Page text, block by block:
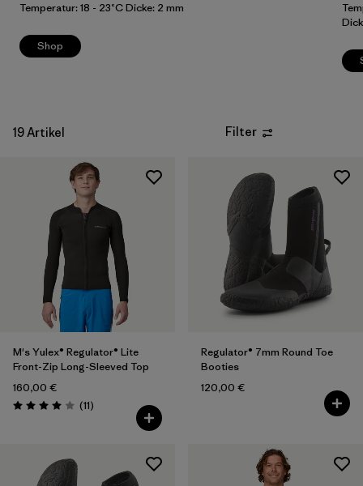
Temperatur: 18 - 23˚C Dicke: 2 mm
Shop
19 Artikel Filter
M's Yulex® Regulator® Lite
Front-Zip Long-Sleeved Top
160,00 €
Bewertung: 4.0 / 5
(11Rezensionen
)
Regulator® 7mm Round Toe
Booties
120,00 €